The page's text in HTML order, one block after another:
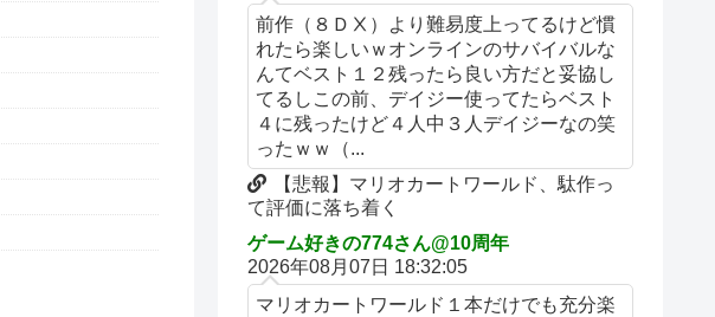
前作（８ＤⅩ）より難易度上ってるけど慣
れたら楽しいｗオンラインのサバイバルな
んてベスト１２残ったら良い方だと妥協し
てるしこの前、デイジー使ってたらベスト
４に残ったけど４人中３人デイジーなの笑
ったｗｗ（...
【悲報】マリオカートワールド、駄作っ
て評価に落ち着く
ゲーム好きの774さん@10周年
2026年08月07日 18:32:05
マリオカートワールド１本だけでも充分楽